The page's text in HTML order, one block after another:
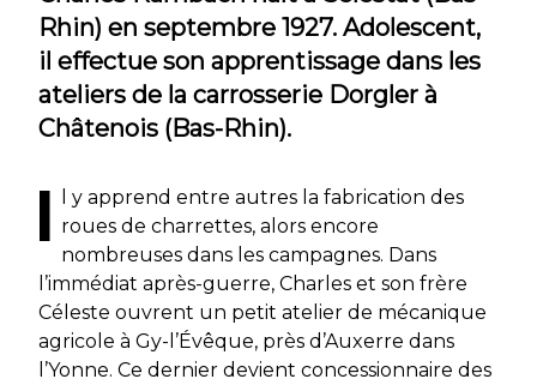
Rhin) en septembre 1927. Adolescent,
il effectue son apprentissage dans les
ateliers de la carrosserie Dorgler à
Châtenois (Bas-Rhin).
I
l y apprend entre autres la fabrication des
roues de charrettes, alors encore
nombreuses dans les campagnes. Dans
l’immédiat après-guerre, Charles et son frère
Céleste ouvrent un petit atelier de mécanique
agricole à Gy-l’Évêque, près d’Auxerre dans
l’Yonne. Ce dernier devient concessionnaire des